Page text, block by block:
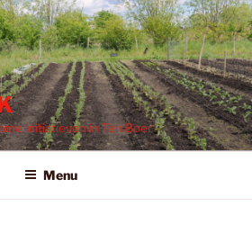
initiatieven in Ten Boer
Menu